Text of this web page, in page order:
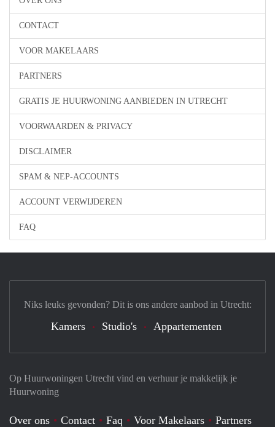
CONTACT
VOOR MAKELAARS
PARTNERS
GRATIS JE HUURWONING AANBIEDEN IN UTRECHT
VOORWAARDEN & PRIVACY
DISCLAIMER
SPAM & NEP-ACCOUNTS
ACCOUNT VERWIJDEREN
FAQ
Op Huurwoningen Utrecht vind en verhuur je makkelijk je
Huurwoning
Over ons Contact Faq Voor Makelaars Partners
Niks leuks gevonden? Dit is ons andere aanbod in Utrecht:
Kamers Studio's Appartementen